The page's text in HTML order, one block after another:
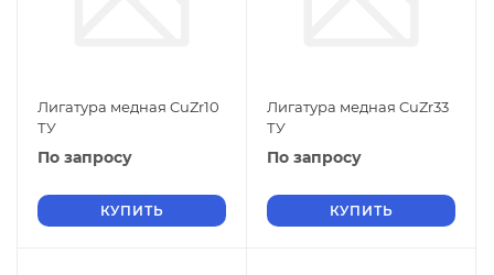
Лигатура медная CuZr10
ТУ
По запросу
КУПИТЬ
Лигатура медная CuZr33
ТУ
По запросу
КУПИТЬ